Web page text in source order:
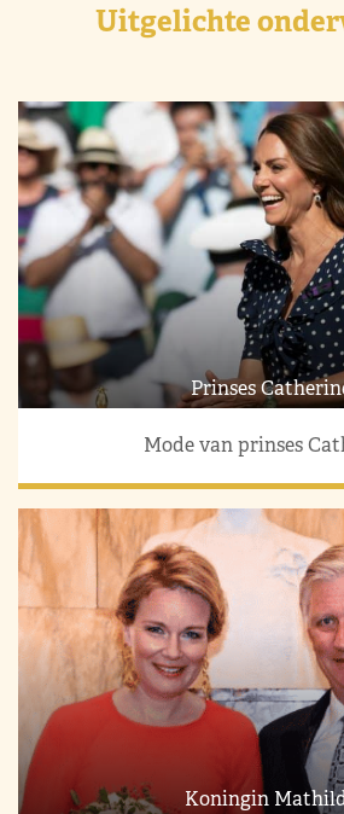
Uitgelichte
Prinses
Mode van prinses
Koningin